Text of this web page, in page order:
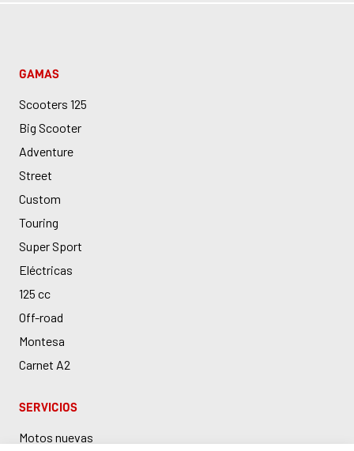
GAMAS
Scooters 125
Big Scooter
Adventure
Street
Custom
Touring
Super Sport
Eléctricas
125 cc
Off-road
Montesa
Carnet A2
SERVICIOS
Motos nuevas